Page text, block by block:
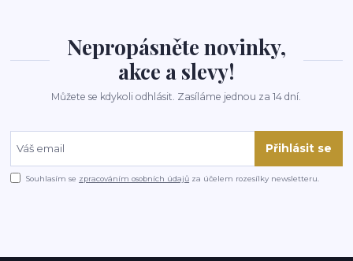
Nepropásněte novinky,
akce a slevy!
Můžete se kdykoli odhlásit. Zasíláme jednou za 14 dní.
Přihlásit se
Souhlasím se zpracováním osobních údajů za účelem rozesílky newsletteru.